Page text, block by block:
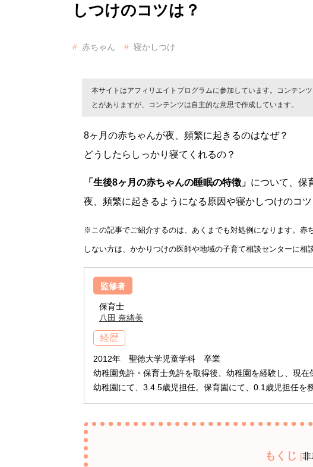
しつけのコツは？
赤ちゃん
寝かしつけ
本サイトはアフィリエイトプログラムに参加しています。コンテン
とがありますが、コンテンツは自主的な意思で作成しています。
8ヶ月の赤ちゃんが夜、頻繁に起きるのはなぜ？
どうしたらしっかり寝てくれるの？
「生後8ヶ月の赤ちゃんの睡眠の特徴」 について、保
夜、頻繁に起きるようになる原因や寝かしつけのコツ
※この記事でご紹介するのは、あくまでも対処例になります。赤
しない方は、かかりつけの医師や地域の子育て相談センターに相
監修者
保育士
八田 奈緒美
経歴
2012年 聖徳大学児童学科 卒業
幼稚園免許・保育士免許を取得後、幼稚園を経験し、現在
幼稚園にて、3.4.5歳児担任。保育園にて、0.1歳児担任を務
もくじ [非